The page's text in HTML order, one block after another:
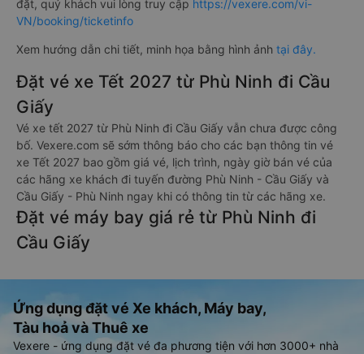
đặt, quý khách vui lòng truy cập https://vexere.com/vi-
VN/booking/ticketinfo
Xem hướng dẫn chi tiết, minh họa bằng hình ảnh tại đây.
Đặt vé xe Tết 2027 từ Phù Ninh đi Cầu
Giấy
Vé xe tết 2027 từ Phù Ninh đi Cầu Giấy vẫn chưa được công
bố. Vexere.com sẽ sớm thông báo cho các bạn thông tin vé
xe Tết 2027 bao gồm giá vé, lịch trình, ngày giờ bán vé của
các hãng xe khách đi tuyến đường Phù Ninh - Cầu Giấy và
Cầu Giấy - Phù Ninh ngay khi có thông tin từ các hãng xe.
Đặt vé máy bay giá rẻ từ Phù Ninh đi
Cầu Giấy
Ứng dụng đặt vé Xe khách, Máy bay,
Tàu hoả và Thuê xe
Vexere - ứng dụng đặt vé đa phương tiện với hơn 3000+ nhà